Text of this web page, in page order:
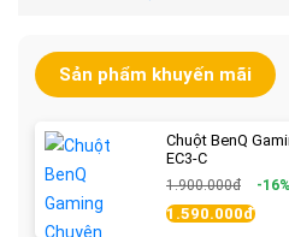
Sản phẩm khuyến mãi
Chuột BenQ
EC3-C
1.900.000đ -16%
1.590.000đ